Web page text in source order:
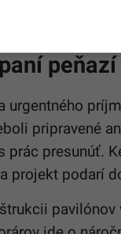
urgentného
pripravené
presunúť.
projekt podarí